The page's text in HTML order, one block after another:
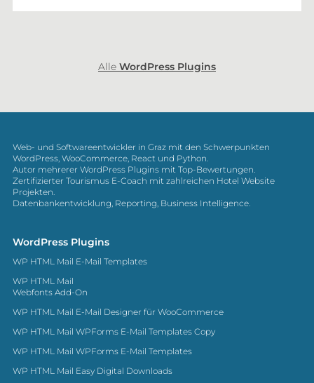
Alle WordPress Plugins
Web- und Softwareentwickler in Graz mit den Schwerpunkten
WordPress, WooCommerce, React und Python.
Autor mehrerer WordPress Plugins mit Top-Bewertungen.
Zertifizierter Tourismus E-Coach mit zahlreichen Hotel Website
Projekten.
Datenbankentwicklung, Reporting, Business Intelligence.
WordPress Plugins
WP HTML Mail E-Mail Templates
WP HTML Mail
Webfonts Add-On
WP HTML Mail E-Mail Designer für WooCommerce
WP HTML Mail WPForms E-Mail Templates Copy
WP HTML Mail WPForms E-Mail Templates
WP HTML Mail Easy Digital Downloads